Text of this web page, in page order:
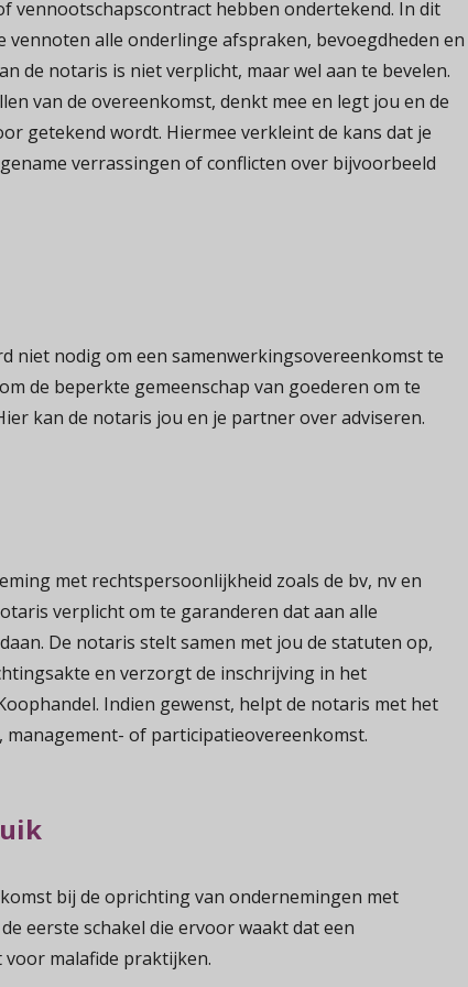
vennootschapscontract hebben ondertekend. In dit
vennoten alle onderlinge afspraken, bevoegdheden en
de notaris is niet verplicht, maar wel aan te bevelen.
van de overeenkomst, denkt mee en legt jou en de
getekend wordt. Hiermee verkleint de kans dat je
verrassingen of conflicten over bijvoorbeeld
niet nodig om een samenwerkingsovereenkomst te
de beperkte gemeenschap van goederen om te
kan de notaris jou en je partner over adviseren.
met rechtspersoonlijkheid zoals de bv, nv en
verplicht om te garanderen dat aan alle
De notaris stelt samen met jou de statuten op,
en verzorgt de inschrijving in het
Indien gewenst, helpt de notaris met het
of participatieovereenkomst.
bij de oprichting van ondernemingen met
eerste schakel die ervoor waakt dat een
malafide praktijken.